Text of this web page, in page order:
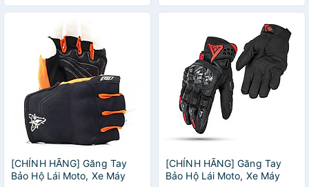
[CHÍNH HÃNG] Găng Tay
Bảo Hộ Lái Moto, Xe Máy
[CHÍNH HÃNG] Găng Tay
Bảo Hộ Lái Moto, Xe Máy